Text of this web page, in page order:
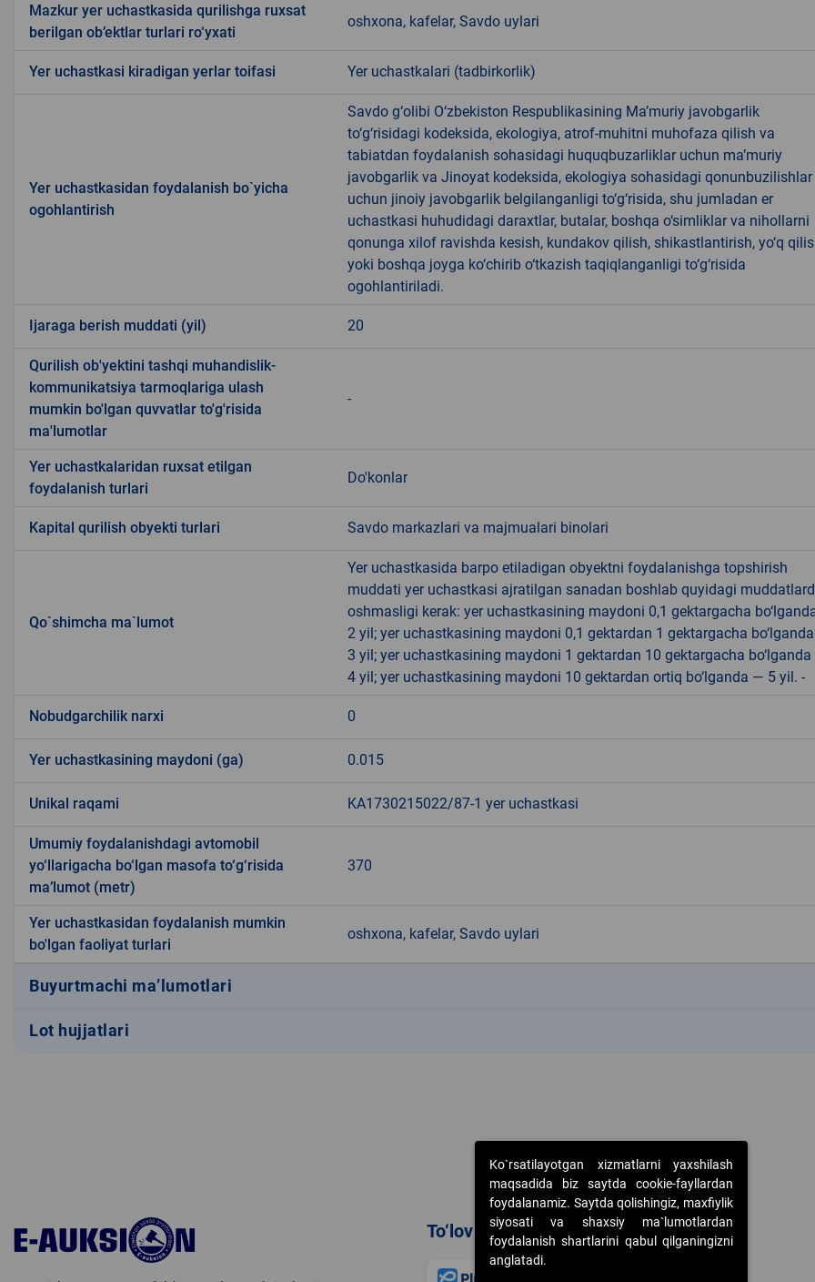
Mazkur yer uchastkasida qurilishga ruxsat
berilgan ob’ektlar turlari ro‘yxati
oshxona, kafelar, Savdo uylari
Yer uchastkasi kiradigan yerlar toifasi Yer uchastkalari (tadbirkorlik)
Yer uchastkasidan foydalanish bo`yicha
ogohlantirish
Savdo g‘olibi O‘zbekiston Respublikasining Ma’muriy javobgarlik
to‘g‘risidagi kodeksida, ekologiya, atrof-muhitni muhofaza qilish va
tabiatdan foydalanish sohasidagi huquqbuzarliklar uchun ma’muriy
javobgarlik va Jinoyat kodeksida, ekologiya sohasidagi qonunbuzilishlar
uchun jinoiy javobgarlik belgilanganligi to‘g‘risida, shu jumladan er
uchastkasi huhudidagi daraxtlar, butalar, boshqa o‘simliklar va nihollarni
qonunga xilof ravishda kesish, kundakov qilish, shikastlantirish, yo‘q
yoki boshqa joyga ko‘chirib o‘tkazish taqiqlanganligi to‘g‘risida
ogohlantiriladi.
Ijaraga berish muddati (yil) 20
Qurilish ob'yektini tashqi muhandislik-
kommunikatsiya tarmoqlariga ulash
mumkin bo'lgan quvvatlar to'g'risida
ma'lumotlar
-
Yer uchastkalaridan ruxsat etilgan
foydalanish turlari
Do'konlar
Kapital qurilish obyekti turlari Savdo markazlari va majmualari binolari
Qo`shimcha ma`lumot
Yer uchastkasida barpo etiladigan obyektni foydalanishga topshirish
muddati yer uchastkasi ajratilgan sanadan boshlab quyidagi
oshmasligi kerak: yer uchastkasining maydoni 0,1 gektargacha
2 yil; yer uchastkasining maydoni 0,1 gektardan 1 gektargacha
3 yil; yer uchastkasining maydoni 1 gektardan 10 gektargacha
4 yil; yer uchastkasining maydoni 10 gektardan ortiq bo‘lganda — 5 yil. -
Nobudgarchilik narxi 0
Yer uchastkasining maydoni (ga) 0.015
Unikal raqami KA1730215022/87-1 yer uchastkasi
Umumiy foydalanishdagi avtomobil
yo‘llarigacha bo‘lgan masofa to‘g‘risida
ma’lumot (metr)
370
Yer uchastkasidan foydalanish mumkin
bo'lgan faoliyat turlari
oshxona, kafelar, Savdo uylari
Buyurtmachi ma’lumotlari
Lot hujjatlari
To‘lov usullari
Ko`rsatilayotgan xizmatlarni yaxshilash
maqsadida biz saytda cookie-fayllardan
foydalanamiz. Saytda qolishingiz, maxfiylik
siyosati va shaxsiy ma`lumotlardan
foydalanish shartlarini qabul qilganingizni
anglatadi.